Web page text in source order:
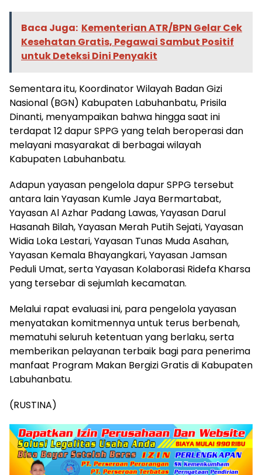
Baca Juga: Kementerian ATR/BPN Gelar Cek
Kesehatan Gratis, Pegawai Sambut Positif
untuk Deteksi Dini Penyakit
Sementara itu, Koordinator Wilayah Badan Gizi
Nasional (BGN) Kabupaten Labuhanbatu, Prisila
Dinanti, menyampaikan bahwa hingga saat ini
terdapat 12 dapur SPPG yang telah beroperasi dan
melayani masyarakat di berbagai wilayah
Kabupaten Labuhanbatu.
Adapun yayasan pengelola dapur SPPG tersebut
antara lain Yayasan Kumle Jaya Bermartabat,
Yayasan Al Azhar Padang Lawas, Yayasan Darul
Hasanah Bilah, Yayasan Merah Putih Sejati, Yayasan
Widia Loka Lestari, Yayasan Tunas Muda Asahan,
Yayasan Kemala Bhayangkari, Yayasan Jamsan
Peduli Umat, serta Yayasan Kolaborasi Ridefa Kharsa
yang tersebar di sejumlah kecamatan.
Melalui rapat evaluasi ini, para pengelola yayasan
menyatakan komitmennya untuk terus berbenah,
mematuhi seluruh ketentuan yang berlaku, serta
memberikan pelayanan terbaik bagi para penerima
manfaat Program Makan Bergizi Gratis di Kabupaten
Labuhanbatu.
(RUSTINA)